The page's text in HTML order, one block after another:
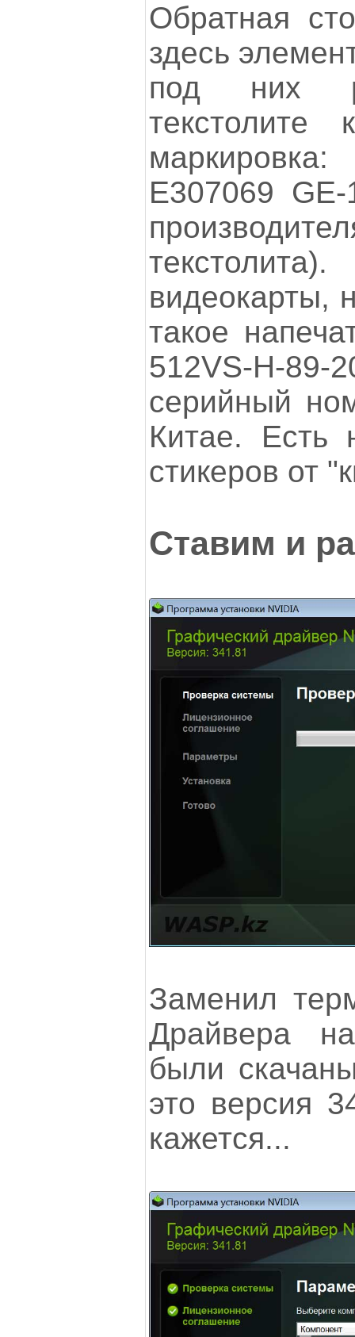
Обратная
здесь
под них
текстолите
E307069
текстолита).
видеокарты,
такое
512VS-H-89-
серийный
Китае. Есть
стикеров от
Ставим и
Заменил
Драйвера
были
это версия
кажется...